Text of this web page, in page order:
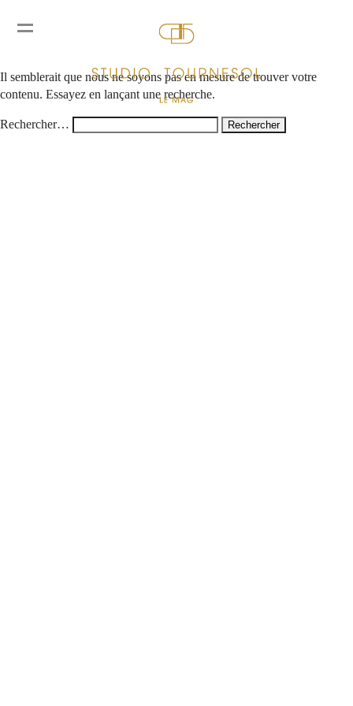
Rien ici
Il semblerait que nous ne soyons pas en mesure de trouver votre
contenu. Essayez en lançant une recherche.
Rechercher…